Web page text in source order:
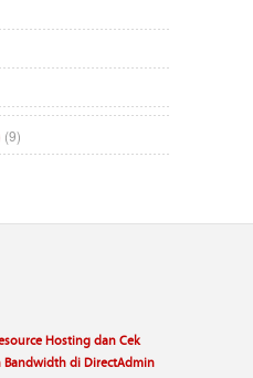
(9)
Hosting dan Cek
Bandwidth di DirectAdmin